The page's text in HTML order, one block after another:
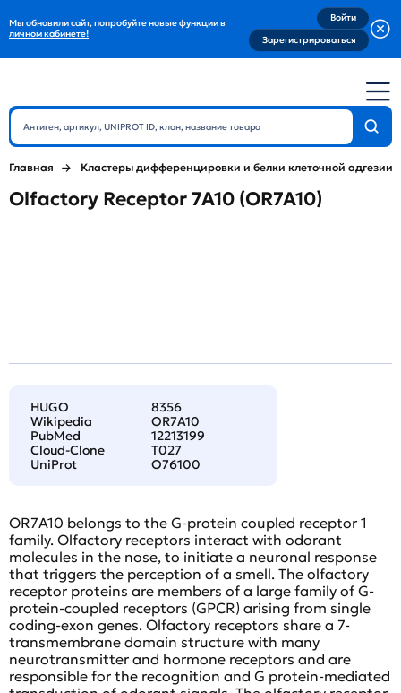
Мы обновили сайт, попробуйте новые функции в
личном кабинете!
Войти
Зарегистрироваться
Главная Кластеры дифференцировки и белки клеточной адгезии
Olfactory Receptor 7A10 (OR7A10)
HUGO
8356
Wikipedia
OR7A10
PubMed
12213199
Cloud-Clone
T027
UniProt
O76100
OR7A10 belongs to the G-protein coupled receptor 1
family. Olfactory receptors interact with odorant
molecules in the nose, to initiate a neuronal response
that triggers the perception of a smell. The olfactory
receptor proteins are members of a large family of G-
protein-coupled receptors (GPCR) arising from single
coding-exon genes. Olfactory receptors share a 7-
transmembrane domain structure with many
neurotransmitter and hormone receptors and are
responsible for the recognition and G protein-mediated